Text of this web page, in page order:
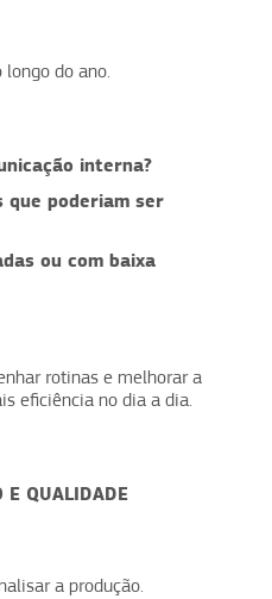
do ano.
interna?
que poderiam ser
ou com baixa
rotinas e melhorar a
eficiência no dia a dia.
E QUALIDADE
a produção.